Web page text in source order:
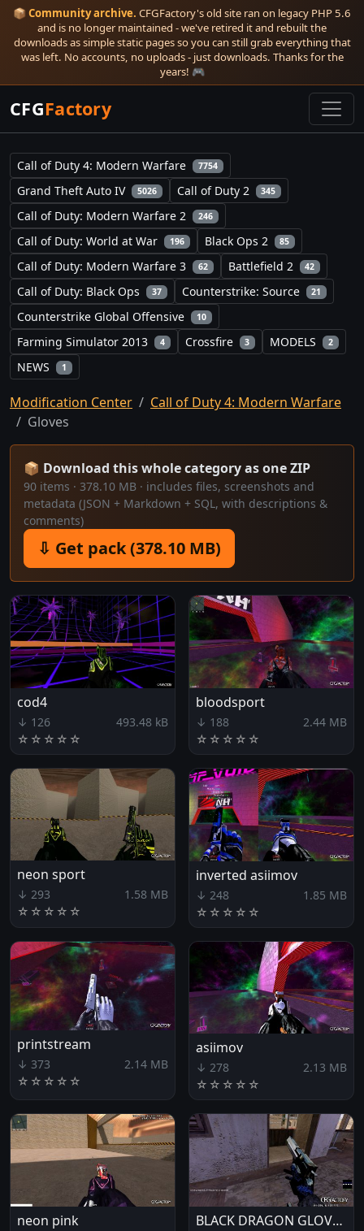
📦 Community archive. CFGFactory's old site ran on legacy PHP 5.6
and is no longer maintained - we've retired it and rebuilt the
downloads as simple static pages so you can still grab everything that
was left. No accounts, no uploads - just downloads. Thanks for the
years! 🎮
CFGFactory
Call of Duty 4: Modern Warfare 7754
Grand Theft Auto IV 5026 Call of Duty 2 345
Call of Duty: Modern Warfare 2 246
Call of Duty: World at War 196 Black Ops 2 85
Call of Duty: Modern Warfare 3 62 Battlefield 2 42
Call of Duty: Black Ops 37 Counterstrike: Source 21
Counterstrike Global Offensive 10
Farming Simulator 2013 4 Crossfire 3 MODELS 2
NEWS 1
Modification Center
Call of Duty 4: Modern Warfare
Gloves
📦 Download this whole category as one ZIP
90 items · 378.10 MB · includes files, screenshots and
metadata (JSON + Markdown + SQL, with descriptions &
comments)
⇩ Get pack (378.10 MB)
cod4
↓ 126
493.48 kB
☆ ☆ ☆ ☆ ☆
bloodsport
↓ 188
2.44 MB
☆ ☆ ☆ ☆ ☆
neon sport
↓ 293
1.58 MB
☆ ☆ ☆ ☆ ☆
inverted asiimov
↓ 248
1.85 MB
☆ ☆ ☆ ☆ ☆
printstream
↓ 373
2.14 MB
☆ ☆ ☆ ☆ ☆
asiimov
↓ 278
2.13 MB
☆ ☆ ☆ ☆ ☆
neon pink BLACK DRAGON GLOVES MARINES